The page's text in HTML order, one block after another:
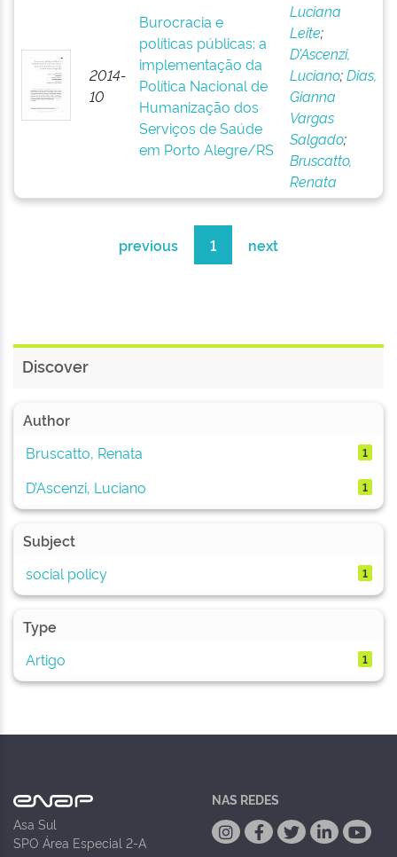
2014-
10
Burocracia e
políticas públicas: a
implementação da
Política Nacional de
Humanização dos
Serviços de Saúde
em Porto Alegre/RS
Luciana
Leite;
D’Ascenzi,
Luciano;Dias,
Gianna
Vargas
Salgado;
Bruscatto,
Renata
previous 1 next
Discover
Author
Bruscatto, Renata
1
D’Ascenzi, Luciano 1
Subject
social policy
1
Type
Artigo
1
Asa Sul
SPO Área Especial 2-A
NAS REDES